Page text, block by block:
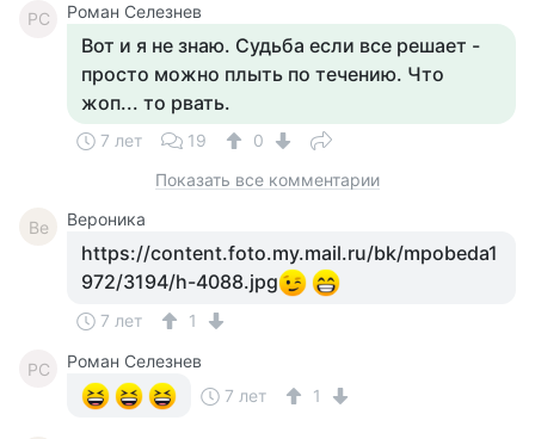
РС Роман Селезнев
Вот и я не знаю. Судьба если все решает -
просто можно плыть по течению. Что
жоп... то рвать.
7 лет 19
0
Показать все комментарии
Ве Вероника
https://content.foto.my.mail.ru/bk/mpobeda1
972/3194/h-4088.jpg
7 лет 1
РС
Роман Селезнев
7 лет
1